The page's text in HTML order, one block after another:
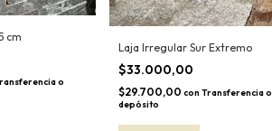
cm
o
Laja Irregular Sur Extremo
$33.000,00
$29.700,00 con Transferencia o
depósito